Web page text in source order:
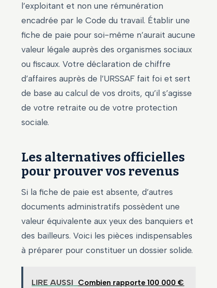
l’exploitant et non une rémunération
encadrée par le Code du travail. Établir une
fiche de paie pour soi-même n’aurait aucune
valeur légale auprès des organismes sociaux
ou fiscaux. Votre déclaration de chiffre
d’affaires auprès de l’URSSAF fait foi et sert
de base au calcul de vos droits, qu’il s’agisse
de votre retraite ou de votre protection
sociale.
Les alternatives officielles
pour prouver vos revenus
Si la fiche de paie est absente, d’autres
documents administratifs possèdent une
valeur équivalente aux yeux des banquiers et
des bailleurs. Voici les pièces indispensables
à préparer pour constituer un dossier solide.
LIRE AUSSI Combien rapporte 100 000 €